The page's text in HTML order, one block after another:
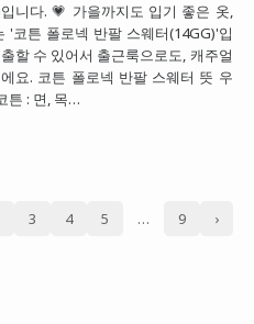
니다. 💗 가을까지도 입기 좋은 옷,
'코튼 폴로넥 반팔 스웨터(14GG)'입
할 수 있어서 출근룩으로도, 캐주얼
요. 코튼 폴로넥 반팔 스웨터 뜻 우
튼 : 면, 목…
3 4 5 … 9 ›